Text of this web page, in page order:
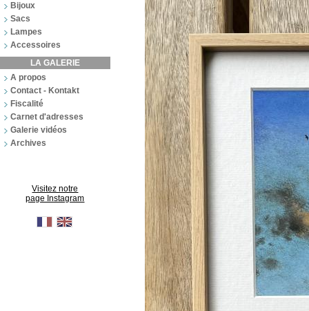
Bijoux
Sacs
Lampes
Accessoires
LA GALERIE
A propos
Contact - Kontakt
Fiscalité
Carnet d'adresses
Galerie vidéos
Archives
Visitez notre
page Instagram